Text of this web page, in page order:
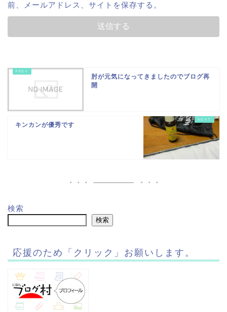
前、メールアドレス、サイトを保存する。
肘が元気になってきましたのでブログ再
開
キンカンが優秀です
検索
検索
応援のため「クリック」お願いします。